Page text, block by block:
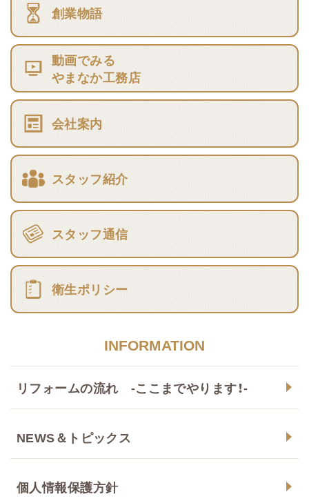
創業物語
動画でみる
やまなか工務店
会社案内
スタッフ紹介
スタッフ通信
衛生ポリシー
INFORMATION
リフォームの流れ -ここまでやります！-
NEWS＆トピックス
個人情報保護方針